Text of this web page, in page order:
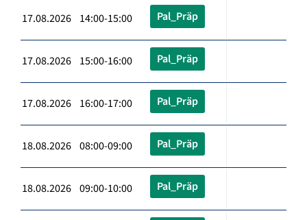
17.08.2026 14:00-15:00 Pal_Präp
17.08.2026 15:00-16:00 Pal_Präp
17.08.2026 16:00-17:00 Pal_Präp
18.08.2026 08:00-09:00 Pal_Präp
18.08.2026 09:00-10:00 Pal_Präp